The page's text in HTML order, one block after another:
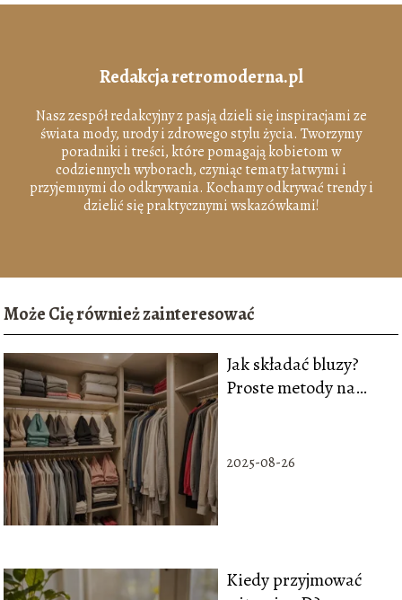
Redakcja retromoderna.pl
Nasz zespół redakcyjny z pasją dzieli się inspiracjami ze
świata mody, urody i zdrowego stylu życia. Tworzymy
poradniki i treści, które pomagają kobietom w
codziennych wyborach, czyniąc tematy łatwymi i
przyjemnymi do odkrywania. Kochamy odkrywać trendy i
dzielić się praktycznymi wskazówkami!
Może Cię również zainteresować
Jak składać bluzy?
Proste metody na
2025-08-26
Kiedy przyjmować